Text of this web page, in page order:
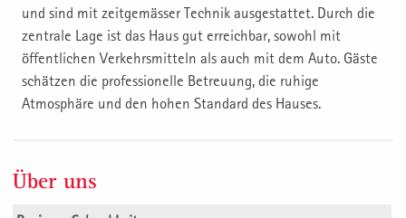
und sind mit zeitgemässer Technik ausgestattet. Durch die
zentrale Lage ist das Haus gut erreichbar, sowohl mit
öffentlichen Verkehrsmitteln als auch mit dem Auto. Gäste
schätzen die professionelle Betreuung, die ruhige
Atmosphäre und den hohen Standard des Hauses.
Über uns